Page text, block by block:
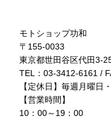
モトショップ功和
〒155-0033
東京都世田谷区代田3-
TEL：03-3412-6161 /
【定休日】毎週月曜日
【営業時間】
10：00～19：00